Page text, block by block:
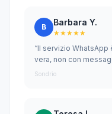
B Barbara Y.
★★★★★
“Il servizio
vera, non con
Sondrio